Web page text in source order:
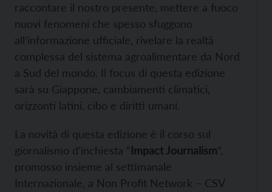
raccontare il nostro presente, mettere a fuoco
nuovi fenomeni che spesso sfuggono
all’informazione ufficiale, rivelare la realtà
complessa del sistema agroalimentare da Nord
a Sud del mondo. Il focus di questa edizione
sarà su Giappone, cambiamenti climatici,
orizzonti latini, cibo e diritti umani.
La novità di questa edizione è il corso sul
giornalismo d’inchiesta “Impact Journalism”,
promosso insieme al settimanale
Internazionale, a Non Profit Network – CSV